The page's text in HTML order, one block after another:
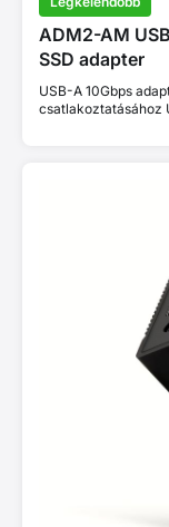
ADM2-AM
SSD adapter
USB-A 10Gbps
csatlakoztatásához